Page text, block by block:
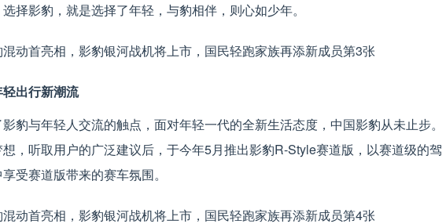
择影豹，就是选择了年轻，与豹相伴，则心如少年。
出行新潮流
豹与年轻人交流的触点，面对年轻一代的全新生活态度，中国影豹从未止步。
，听取用户的广泛建议后，于今年5月推出影豹R-Style赛道版，以赛道级的驾
受赛道版带来的赛车氛围。